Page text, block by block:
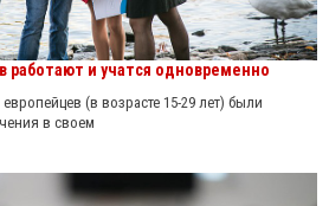
работают и учатся одновременно
(в возрасте 15-29 лет) были
в своем